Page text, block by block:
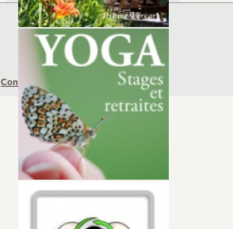
Conditions Générales d’Utilisation